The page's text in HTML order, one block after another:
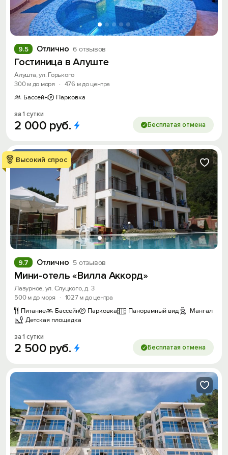
Отлично 6 отзывов
9.5
Гостиница в Алуште
Алушта, ул. Горького
300 м до моря
· 476 м до центра
Бассейн
Парковка
за 1 сутки
2 000 руб. Бесплатая отмена
Высокий спрос
Отлично 5 отзывов
9.7
Мини-отель «Вилла Аккорд»
Лазурное, ул. Слуцкого, д. 3
500 м до моря
· 1027 м до центра
Питание
Бассейн Парковка Панорамный вид
Мангал
Детская площадка
за 1 сутки
2 500 руб. Бесплатая отмена